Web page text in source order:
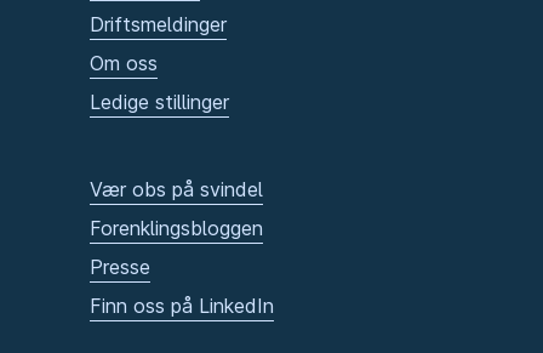
Driftsmeldinger
Om oss
Ledige stillinger
Vær obs på svindel
Forenklingsbloggen
Presse
Finn oss på LinkedIn